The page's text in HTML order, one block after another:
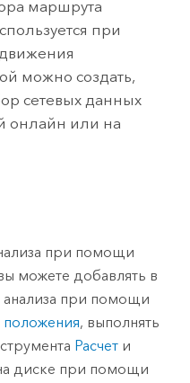
маршрута
при
можно создать,
сетевых данных
онлайн или на
при помощи
можете добавлять в
анализа при помощи
, выполнять
Расчет и
диске при помощи